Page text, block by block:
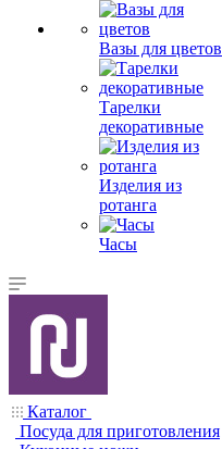
Вазы для цветов
Тарелки
декоративные
Изделия из
ротанга
Часы
Каталог
Посуда для приготовления